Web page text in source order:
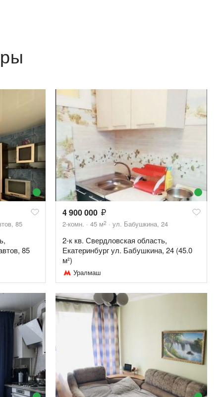
85
85
4 900 000
2-комн. 45 м2 ул. Бабушкина, 24
2-к кв. Свердловская область,
Екатеринбург ул. Бабушкина, 24 (45.0
м²)
Уралмаш